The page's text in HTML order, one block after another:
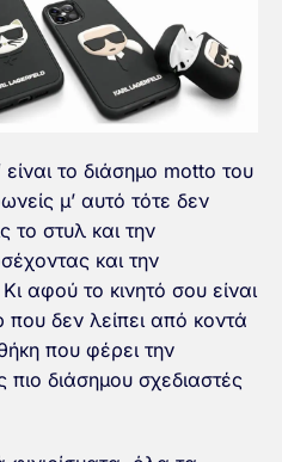
είναι το διάσημο motto του
μ’ αυτό τότε δεν
το στυλ και την
και την
αφού το κινητό σου είναι
δεν λείπει από κοντά
που φέρει την
διάσημου σχεδιαστές